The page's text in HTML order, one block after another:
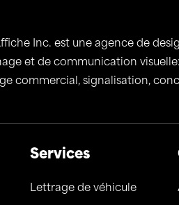
Inc. est une agence de
et de communication
commercial, signalisation,
Services
Lettrage de véhicule